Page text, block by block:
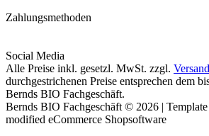
Zahlungsmethoden
Social Media
Alle Preise inkl. gesetzl. MwSt. zzgl.
durchgestrichenen Preise entsprechen dem
Bernds BIO Fachgeschäft.
Bernds BIO Fachgeschäft © 2026 |
modified eCommerce Shopsoftware